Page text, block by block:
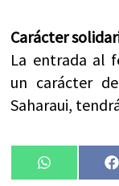
Carácter
La entrada al
un carácter
Saharaui,
Compartir
WhatsApp